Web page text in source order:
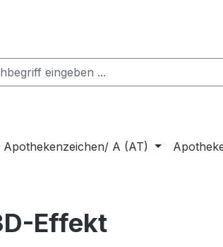
Apothekenzeichen/ A (AT)
Effekt